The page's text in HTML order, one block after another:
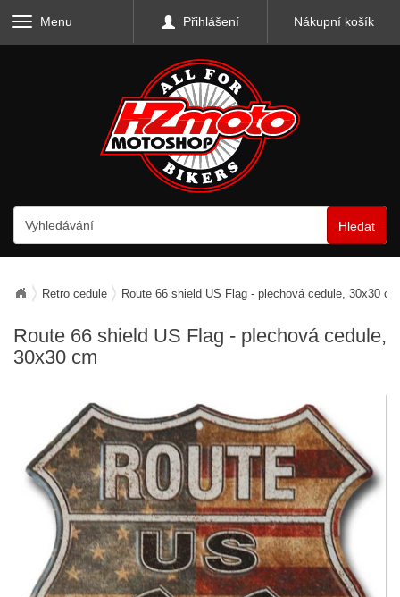
Menu Přihlášení Nákupní košík
Hledat
Retro cedule Route 66 shield US Flag - plechová cedule, 30x30 cm
Route 66 shield US Flag - plechová cedule,
30x30 cm